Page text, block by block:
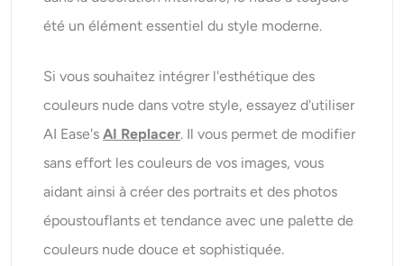
été un élément essentiel du style moderne.
Si vous souhaitez intégrer l'esthétique des
couleurs nude dans votre style, essayez d'utiliser
AI Ease'sAI Replacer. Il vous permet de modifier
sans effort les couleurs de vos images, vous
aidant ainsi à créer des portraits et des photos
époustouflants et tendance avec une palette de
couleurs nude douce et sophistiquée.